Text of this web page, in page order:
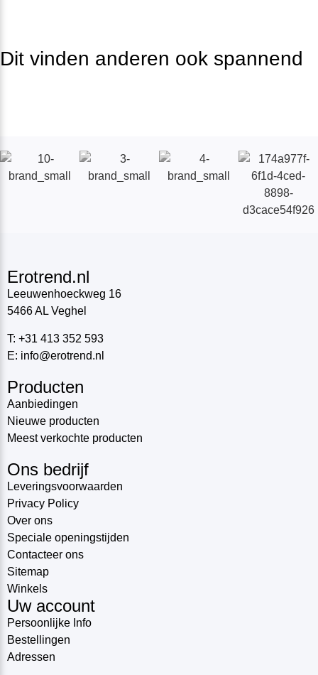
Dit vinden anderen ook spannend
Erotrend.nl
Leeuwenhoeckweg 16
5466 AL Veghel
T: +31 413 352 593
E: info@erotrend.nl
Producten
Aanbiedingen
Nieuwe producten
Meest verkochte producten
Ons bedrijf
Leveringsvoorwaarden
Privacy Policy
Over ons
Speciale openingstijden
Contacteer ons
Sitemap
Winkels
Uw account
Persoonlijke Info
Bestellingen
Adressen